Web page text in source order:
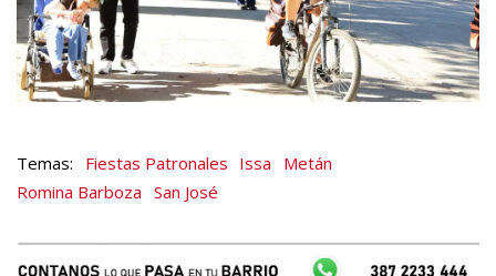
Fiestas Patronales Issa
Metán
Romina Barboza San José